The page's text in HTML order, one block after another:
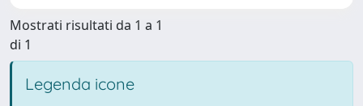
Mostrati risultati da 1 a 1
di 1
Legenda icone